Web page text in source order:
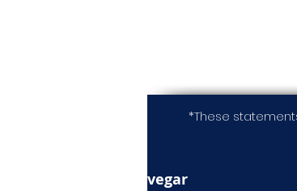
*These
Navegar